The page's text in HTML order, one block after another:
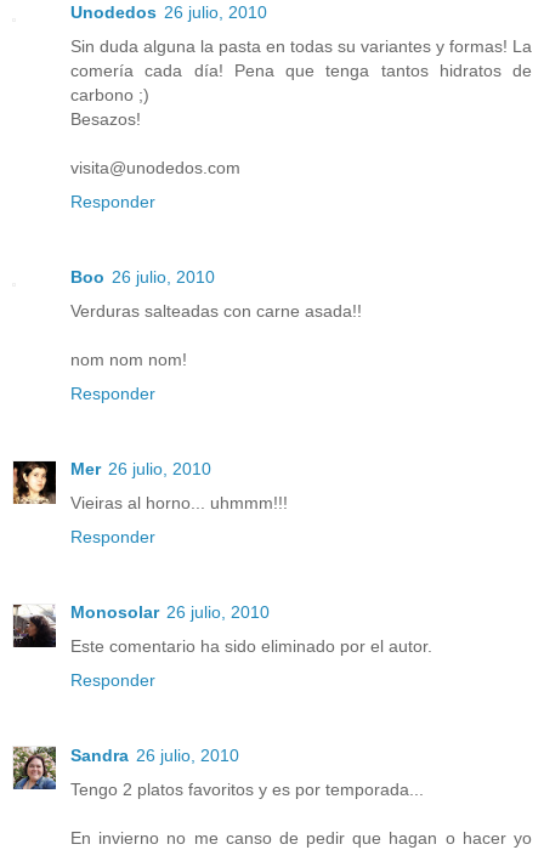
Unodedos 26 julio, 2010
Sin duda alguna la pasta en todas su variantes y formas! La
comería cada día! Pena que tenga tantos hidratos de
carbono ;)
Besazos!
visita@unodedos.com
Responder
Boo 26 julio, 2010
Verduras salteadas con carne asada!!
nom nom nom!
Responder
Mer 26 julio, 2010
Vieiras al horno... uhmmm!!!
Responder
Monosolar 26 julio, 2010
Este comentario ha sido eliminado por el autor.
Responder
Sandra 26 julio, 2010
Tengo 2 platos favoritos y es por temporada...
En invierno no me canso de pedir que hagan o hacer yo